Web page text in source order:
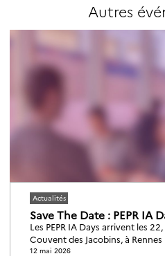
Autres
Actualités
Save The Date : PEPR IA
Les PEPR IA Days arrivent les
Couvent des Jacobins, à Rennes
12 mai 2026